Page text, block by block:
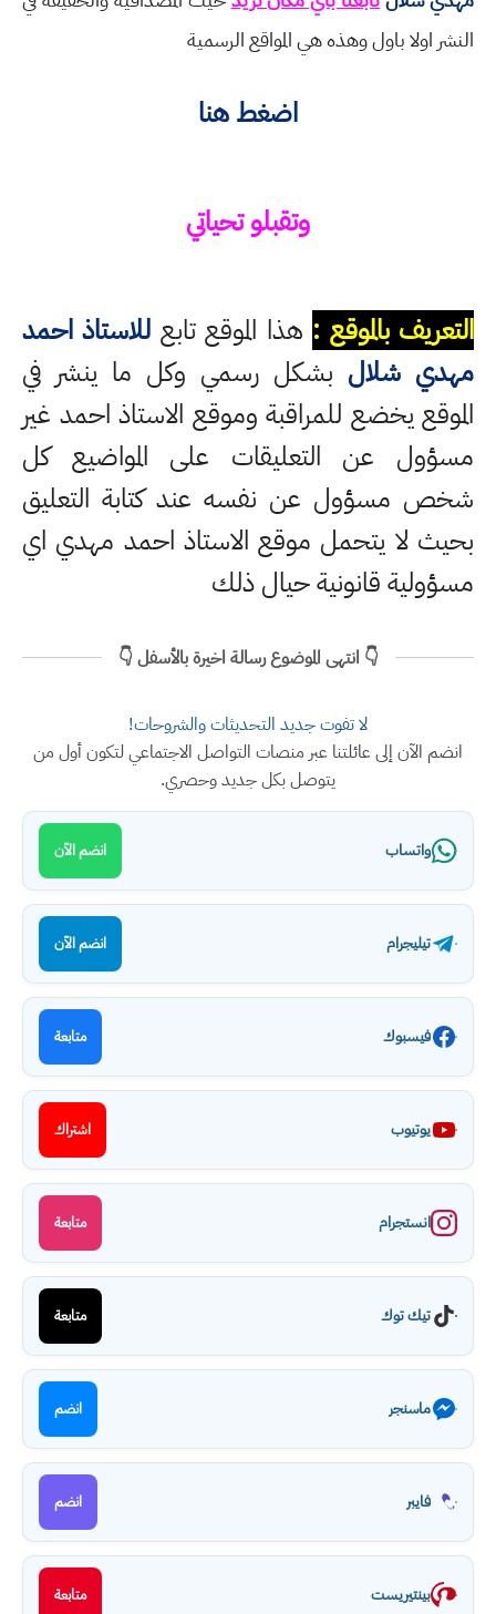
النشر اولا باول وهذه هي المواقع الرسمية
اضغط هنا
وتقبلو تحياتي
التعريف بالموقع : هذا الموقع تابع للاستاذ احمد
مهدي شلال بشكل رسمي وكل ما ينشر في
الموقع يخضع للمراقبة وموقع الاستاذ احمد غير
مسؤول عن التعليقات على المواضيع كل
شخص مسؤول عن نفسه عند كتابة التعليق
بحيث لا يتحمل موقع الاستاذ احمد مهدي اي
مسؤولية قانونية حيال ذلك
👇 انتهى الموضوع رسالة اخيرة بالأسفل 👇
لا تفوت جديد التحديثات والشروحات!
انضم الآن إلى عائلتنا عبر منصات التواصل الاجتماعي لتكون أول من
يتوصل بكل جديد وحصري.
واتساب انضم الآن
تيليجرام انضم الآن
فيسبوك متابعة
يوتيوب اشتراك
انستجرام متابعة
تيك توك متابعة
ماسنجر انضم
فايبر انضم
بينتيريست متابعة